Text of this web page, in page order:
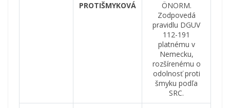
PROTIŠMYKOVÁ
ÖNORM.
Zodpovedá
pravidlu DGUV
112-191
platnému v
Nemecku,
rozšírenému o
odolnosť proti
šmyku podľa
SRC.